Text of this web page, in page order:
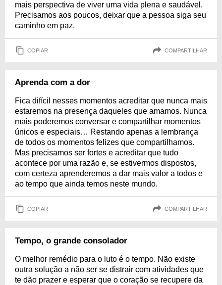
mais perspectiva de viver uma vida plena e saudável.
Precisamos aos poucos, deixar que a pessoa siga seu
caminho em paz.
COPIAR COMPARTILHAR
Aprenda com a dor
Fica difícil nesses momentos acreditar que nunca mais
estaremos na presença daqueles que amamos. Nunca
mais poderemos conversar e compartilhar momentos
únicos e especiais… Restando apenas a lembrança
de todos os momentos felizes que compartilhamos.
Mas precisamos ser fortes e acreditar que tudo
acontece por uma razão e, se estivermos dispostos,
com certeza aprenderemos a dar mais valor a todos e
ao tempo que ainda temos neste mundo.
COPIAR COMPARTILHAR
Tempo, o grande consolador
O melhor remédio para o luto é o tempo. Não existe
outra solução a não ser se distrair com atividades que
te dão prazer e esperar que o coração se recupere da